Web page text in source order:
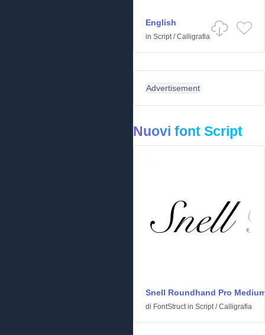
English
in Script/Calligrafia
Advertisement
Nuovi font Script
Snell Roundhand Pro
di FontStructin Script/Calligrafia